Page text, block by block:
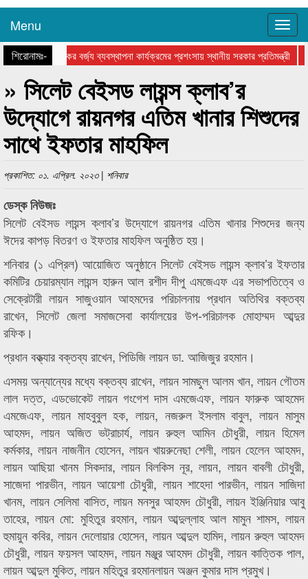
Menu
শিরোনামঃ- সিসিকের বর্জ্য ব্যবস্থাপনা কার্যক্রমের প্রশংসায় স্থানীয় সরকার প্রতিমন্ত্রী
সিলেট জেলা হোটেল শ্রমিক ইউনিয়নের ৩৩তম প্রতিষ্ঠাবার্ষিকী যথাযোগ্য
» সিলেট বেইসড লায়ন্স ক্লাব’র
উদ্যোগে রায়নগর এতিম খানার শিশুদের
সাথে ইফতার মাহফিল
প্রকাশিত: ০১. এপ্রিল. ২০২৩ | শনিবার
ডেস্ক নিউজঃ
সিলেট বেইসড লায়ন্স ক্লাব’র উদ্যোগে রায়নগর এতিম খানার শিশুদের জন্য
ঈদের কাপড় বিতরণ ও ইফতার মাহফিল অনুষ্ঠিত হয়।
শনিবার (১ এপ্রিল) আয়োজিত অনুষ্ঠানে সিলেট বেইসড লায়ন্স ক্লাব’র ইফতার
কমিটির চেয়ারম্যান লায়ন্স হারুন আল রশীদ দীপু এমজেএফ এর সভাপতিত্বে ও
সেক্রেটারী লায়ন সাজুওয়ান আহমদের পরিচালনায় প্রধান অতিথির বক্তব্য
রাখেন, সিলেট জেলা সমাজসেবা কার্যালয়ের উপ-পরিচালক মোহাম্মদ আব্দুর
রফিক।
প্রধান বক্ত্যার বক্তব্য রাখেন, পিডিজি লায়ন ডা. আজিজুর রহমান।
এসময় অন্যান্যের মধ্যে বক্তব্য রাখেন, লায়ন সামছুল আলম খান, লায়ন গৌতম
লাল দত্ত, এডভোকেট লায়ন গংগেশ দাস এমজেএফ, লায়ন ফারুক আহমেদ
এমজেএফ, লায়ন মাহবুবুল হক, লায়ন, নজরুল ইসলাম বাবুল, লায়ন মাসুম
আহমদ, লায়ন অজিত ভট্রাচার্য, লায়ন রুহুল আমিন চৌধুরী, লায়ন হিমেল
কর্মকার, লায়ন নাজনীন হোসেন, লায়ন খায়রুনেছা শেলী, লায়ন হেলেন আহমদ,
লায়ন আছিয়া খানম সিকদার, লায়ন বিলকিস নূর, লায়ন, লায়ন বাবলী চৌধুরী,
সাজেদা পারভীন, লায়ন আয়েশা চৌধুরী, লায়ন শাহেদা পারভীন, লায়ন সাজিদা
খানম, লায়ন সেলিমা বাসিত, লায়ন মনসুর আহমদ চৌধুরী, লায়ন ইঞ্জিনিয়ার আবু
তাহের, লায়ন মো: মুহিতুর রহমান, লায়ন আব্দুল্লাহ আল মামুন শামস, লায়ন
হুমায়ুন কবির, লায়ন দেলোয়ার হোসেন, লায়ন আব্দুল হামিদ, লায়ন রুহুল আহমদ
চৌধুরী, লায়ন ফয়সল আহমদ, লায়ন মঞ্জুর আহমদ চৌধুরী, লায়ন কাত্তিক পাল,
লায়ন আব্দুল মুকিত, লায়ন মহিতুর রহমানলায়ন অঞ্জন কুমার দাস প্রমুখ।